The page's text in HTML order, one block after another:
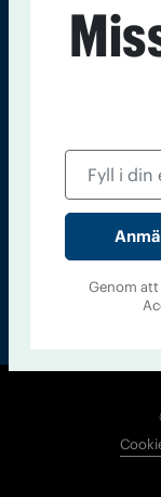
Kontakt Om
Läs
Accent
Genom